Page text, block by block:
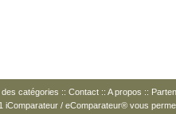
des catégories :: Contact :: A propos ::
iComparateur / eComparateur® vous